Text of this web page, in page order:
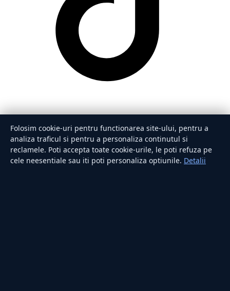
Folosim cookie-uri pentru functionarea site-ului, pentru a
analiza traficul si pentru a personaliza continutul si
reclamele. Poti accepta toate cookie-urile, le poti refuza pe
cele neesentiale sau iti poti personaliza optiunile. Detalii